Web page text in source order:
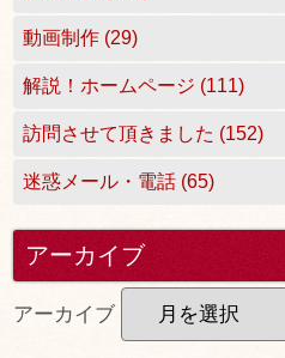
動画制作 (29)
解説！ホームページ (111)
訪問させて頂きました (152)
迷惑メール・電話 (65)
アーカイブ
アーカイブ